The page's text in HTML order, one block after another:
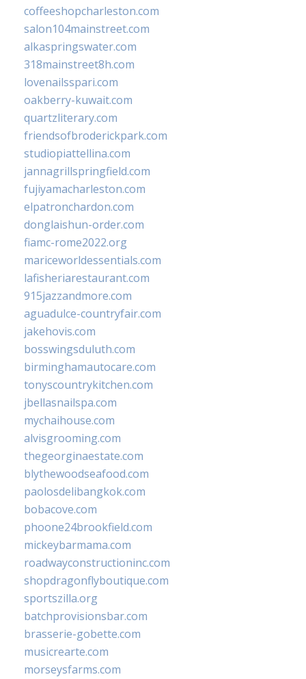
coffeeshopcharleston.com
salon104mainstreet.com
alkaspringswater.com
318mainstreet8h.com
lovenailsspari.com
oakberry-kuwait.com
quartzliterary.com
friendsofbroderickpark.com
studiopiattellina.com
jannagrillspringfield.com
fujiyamacharleston.com
elpatronchardon.com
donglaishun-order.com
fiamc-rome2022.org
mariceworldessentials.com
lafisheriarestaurant.com
915jazzandmore.com
aguadulce-countryfair.com
jakehovis.com
bosswingsduluth.com
birminghamautocare.com
tonyscountrykitchen.com
jbellasnailspa.com
mychaihouse.com
alvisgrooming.com
thegeorginaestate.com
blythewoodseafood.com
paolosdelibangkok.com
bobacove.com
phoone24brookfield.com
mickeybarmama.com
roadwayconstructioninc.com
shopdragonflyboutique.com
sportszilla.org
batchprovisionsbar.com
brasserie-gobette.com
musicrearte.com
morseysfarms.com